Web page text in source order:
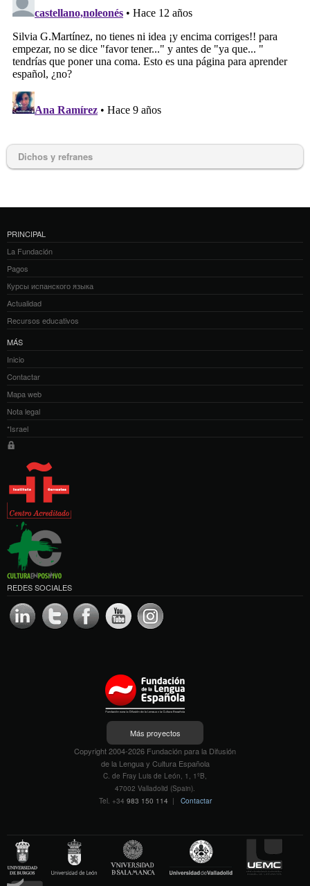
Dichos y refranes
PRINCIPAL
La Fundación
Pagos
Курсы испанского языка
Actualidad
Recursos educativos
MÁS
Inicio
Contactar
Mapa web
Nota legal
*Israel
REDES SOCIALES
Más proyectos
Copyright 2004-2026 Fundación para la Difusión
de la Lengua y Cultura Española
C. de Fray Luis de León, 1, 1ºB,
47002 Valladolid (Spain).
Tel. +34 983 150 114 | Contactar